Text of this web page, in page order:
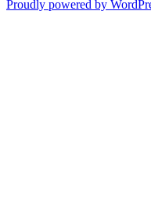
Proudly powered by